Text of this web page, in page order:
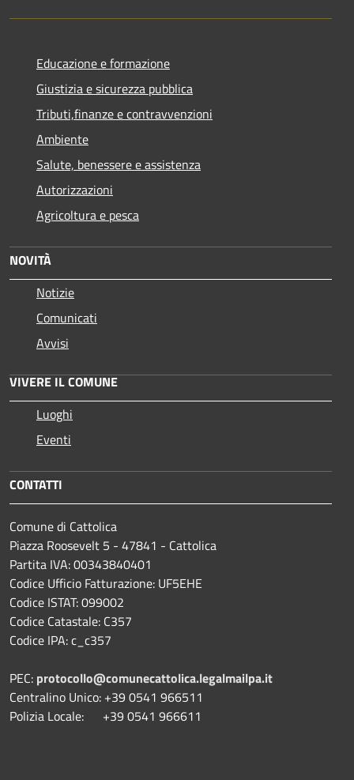
Educazione e formazione
Giustizia e sicurezza pubblica
Tributi,finanze e contravvenzioni
Ambiente
Salute, benessere e assistenza
Autorizzazioni
Agricoltura e pesca
NOVITÀ
Notizie
Comunicati
Avvisi
VIVERE IL COMUNE
Luoghi
Eventi
CONTATTI
Comune di Cattolica
Piazza Roosevelt 5 - 47841 - Cattolica
Partita IVA: 00343840401
Codice Ufficio Fatturazione: UF5EHE
Codice ISTAT: 099002
Codice Catastale: C357
Codice IPA: c_c357
PEC: protocollo@comunecattolica.legalmailpa.it
Centralino Unico: +39 0541 966511
Polizia Locale: +39 0541 966611